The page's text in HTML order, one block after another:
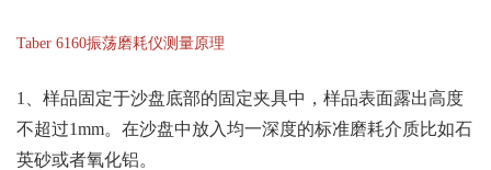
Taber 6160振荡磨耗仪测量原理
1、样品固定于沙盘底部的固定夹具中，样品表面露出高度
不超过1mm。在沙盘中放入均一深度的标准磨耗介质比如石
英砂或者氧化铝。